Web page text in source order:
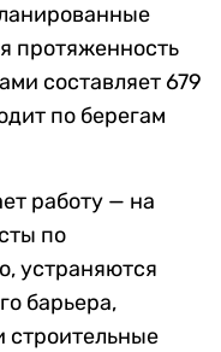
протяженность
составляет 679
по берегам
работу — на
по
устраняются
барьера,
строительные